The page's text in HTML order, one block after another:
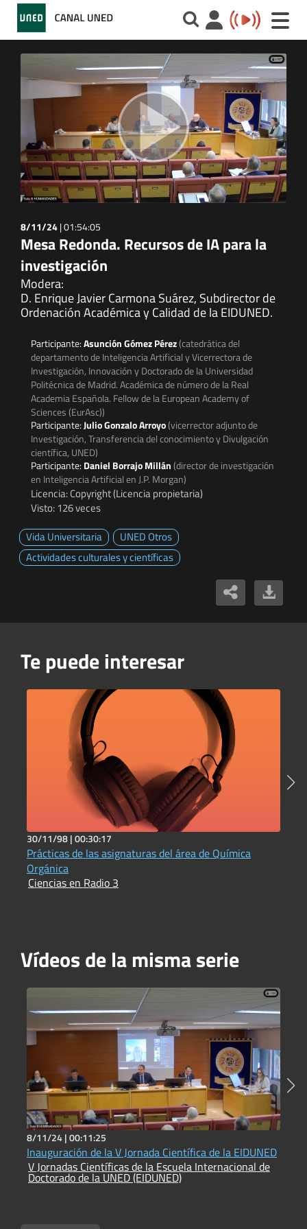
Toggle
8/11/24|01:54:05
Mesa Redonda. Recursos de IA para la
investigación
Modera:
D. Enrique Javier Carmona Suárez, Subdirector de
Ordenación Académica y Calidad de la EIDUNED.
Participante:Asunción Gómez Pérez(catedrática del
departamento de Inteligencia Artificial y Vicerrectora de
Investigación, Innovación y Doctorado de la Universidad
Politécnica de Madrid. Académica de número de la Real
Academia Española. Fellow de la European Academy of
Sciences (EurAsc))
Participante:Julio Gonzalo Arroyo(vicerrector adjunto de
Investigación, Transferencia del conocimiento y Divulgación
científica, UNED)
Participante: Daniel Borrajo Millán(director de investigación
en Inteligencia Artificial en J.P. Morgan)
Licencia: Copyright (Licencia propietaria)
Visto: 126 veces
Vida Universitaria
UNED Otros
Actividades culturales y científicas
Te puede interesar
30/11/98 |00:30:17
Prácticas de las asignaturas del área de Química
Orgánica
Ciencias en Radio 3
Vídeos de la misma serie
8/11/24 |00:11:25
Inauguración de la V Jornada Científica de la EIDUNED
V Jornadas Científicas de la Escuela Internacional de
Doctorado de la UNED (EIDUNED)